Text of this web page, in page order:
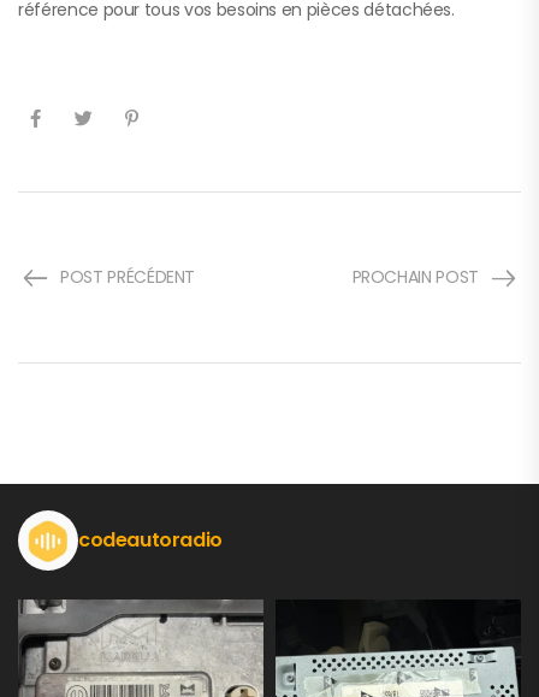
référence pour tous vos besoins en pièces détachées.
POST PRÉCÉDENT PROCHAIN POST
codeautoradio